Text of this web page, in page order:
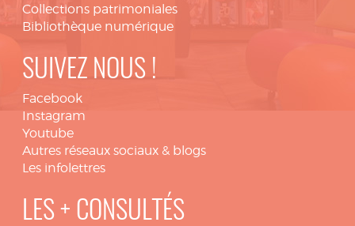
Collections patrimoniales
Bibliothèque numérique
SUIVEZ NOUS !
Facebook
Instagram
Youtube
Autres réseaux sociaux & blogs
Les infolettres
LES + CONSULTÉS